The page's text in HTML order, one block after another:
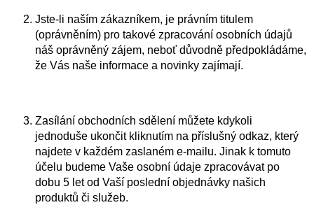
Jste-li naším zákazníkem, je právním titulem
(oprávněním) pro takové zpracování osobních údajů
náš oprávněný zájem, neboť důvodně předpokládáme,
že Vás naše informace a novinky zajímají.
Zasílání obchodních sdělení můžete kdykoli
jednoduše ukončit kliknutím na příslušný odkaz, který
najdete v každém zaslaném e-mailu. Jinak k tomuto
účelu budeme Vaše osobní údaje zpracovávat po
dobu 5 let od Vaší poslední objednávky našich
produktů či služeb.